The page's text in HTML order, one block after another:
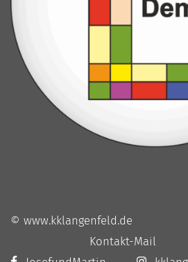
© www.kklangenfeld.de
Kontakt-Mail